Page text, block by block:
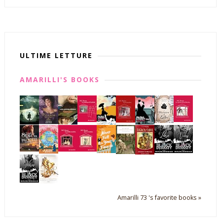
ULTIME LETTURE
AMARILLI'S BOOKS
Amarilli 73 's favorite books »